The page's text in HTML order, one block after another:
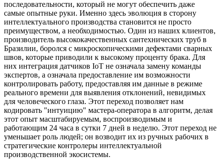
последовательности, который не могут обеспечить даже
самые опытные руки. Именно здесь эволюция в сторону
интеллектуального производства становится не просто
преимуществом, а необходимостью. Один из наших клиентов,
производитель высококачественных сантехнических труб в
Бразилии, боролся с микроскопическими дефектами сварных
швов, которые приводили к высокому проценту брака. Для
них интеграция датчиков IoT не означала замену команды
экспертов, а означала предоставление им возможности
контролировать работу, предоставляя им данные в режиме
реального времени для выявления отклонений, невидимых
для человеческого глаза. Этот переход позволяет нам
кодировать "интуицию" мастера-оператора в алгоритм, делая
этот опыт масштабируемым, воспроизводимым и
работающим 24 часа в сутки 7 дней в неделю. Этот переход не
уменьшает роль людей; он возводит их из ручных рабочих в
стратегические контролеры интеллектуальной
производственной экосистемы.